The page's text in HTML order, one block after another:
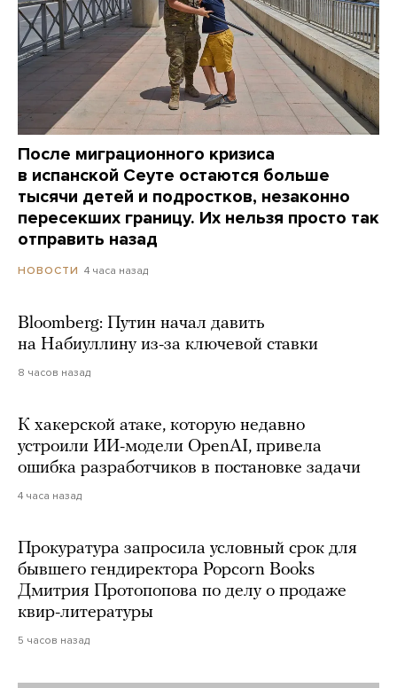
После миграционного кризиса
в испанской Сеуте остаются больше
тысячи детей и подростков, незаконно
пересекших границу. Их нельзя просто так
отправить назад
НОВОСТИ 4 часа назад
Bloomberg: Путин начал давить
на Набиуллину из-за ключевой ставки
8 часов назад
К хакерской атаке, которую недавно
устроили ИИ-модели OpenAI, привела
ошибка разработчиков в постановке задачи
4 часа назад
Прокуратура запросила условный срок для
бывшего гендиректора Popcorn Books
Дмитрия Протопопова по делу о продаже
квир-литературы
5 часов назад